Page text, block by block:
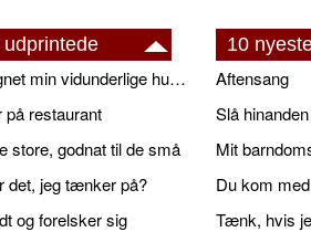
Hymne tilegnet min vidunderlige husbond
på restaurant
store, godnat til de små
det, jeg tænker på?
og forelsker sig
10
Aftensang
Slå
Mit
Du kom
Tænk, hvis